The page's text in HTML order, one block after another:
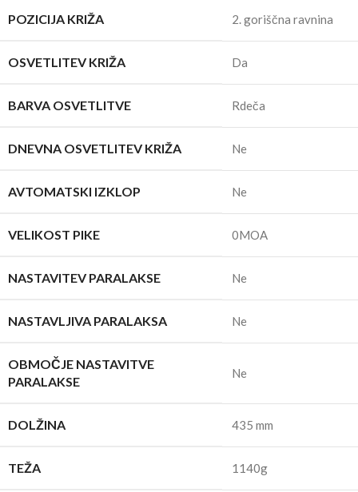
POZICIJA KRIŽA 2. goriščna ravnina
OSVETLITEV KRIŽA Da
BARVA OSVETLITVE Rdeča
DNEVNA OSVETLITEV KRIŽA Ne
AVTOMATSKI IZKLOP Ne
VELIKOST PIKE 0MOA
NASTAVITEV PARALAKSE Ne
NASTAVLJIVA PARALAKSA Ne
OBMOČJE NASTAVITVE
PARALAKSE
Ne
DOLŽINA 435 mm
TEŽA 1140g